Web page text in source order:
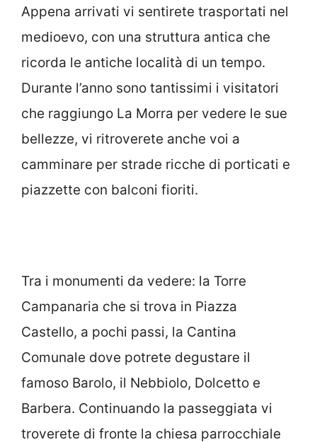
Appena arrivati vi sentirete trasportati nel
medioevo, con una struttura antica che
ricorda le antiche località di un tempo.
Durante l’anno sono tantissimi i visitatori
che raggiungo La Morra per vedere le sue
bellezze, vi ritroverete anche voi a
camminare per strade ricche di porticati e
piazzette con balconi fioriti.
Tra i monumenti da vedere: la Torre
Campanaria che si trova in Piazza
Castello, a pochi passi, la Cantina
Comunale dove potrete degustare il
famoso Barolo, il Nebbiolo, Dolcetto e
Barbera. Continuando la passeggiata vi
troverete di fronte la chiesa parrocchiale